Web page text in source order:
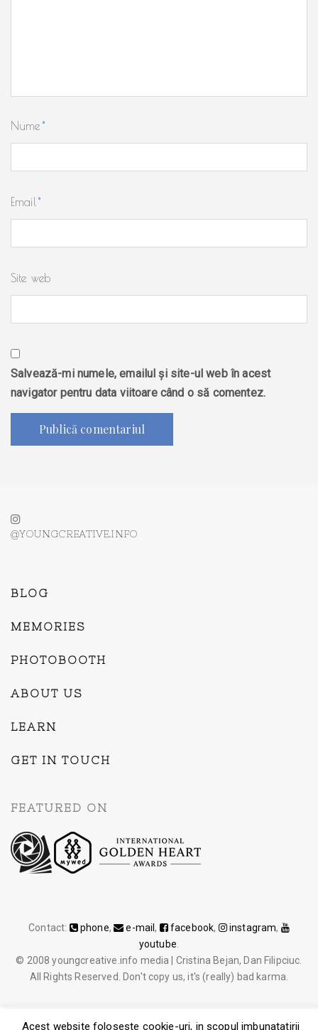
Nume*
Email*
Site web
Salvează-mi numele, emailul și site-ul web în acest
navigator pentru data viitoare când o să comentez.
@YOUNGCREATIVE.INFO
BLOG
MEMORIES
PHOTOBOOTH
ABOUT US
LEARN
GET IN TOUCH
FEATURED ON
Contact: phone, e-mail, facebook, instagram,
youtube
© 2008 youngcreative.info media | Cristina Bejan, Dan Filipciuc.
All Rights Reserved. Don't copy us, it's (really) bad karma.
Acest website foloseste cookie-uri, in scopul imbunatatirii